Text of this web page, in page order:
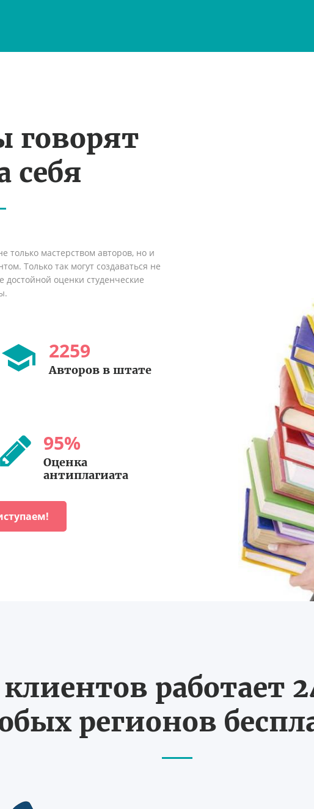
говорят
себя
только мастерством авторов, но и
Только так могут создаваться не
оценки студенческие
2259
Авторов в штате
95%
Оценка
антиплагиата
работает
регионов